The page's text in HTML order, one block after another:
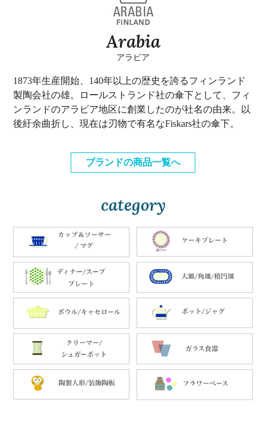
Arabia
アラビア
1873年生産開始、140年以上の歴史を誇るフィンランド
製陶会社の雄。ロールストランド社の傘下として、フィ
ンランドのアラビア地区に創業したのが社名の由来。以
後紆余曲折し、現在は刃物で有名なFiskars社の傘下。
ブランドの商品一覧へ
category